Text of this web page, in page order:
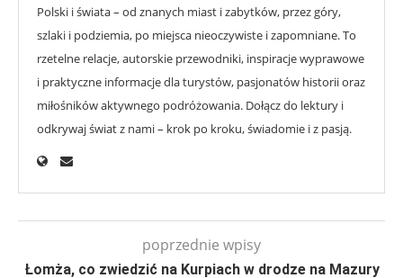
Polski i świata – od znanych miast i zabytków, przez góry,
szlaki i podziemia, po miejsca nieoczywiste i zapomniane. To
rzetelne relacje, autorskie przewodniki, inspiracje wyprawowe
i praktyczne informacje dla turystów, pasjonatów historii oraz
miłośników aktywnego podróżowania. Dołącz do lektury i
odkrywaj świat z nami – krok po kroku, świadomie i z pasją.
poprzednie wpisy
Łomża, co zwiedzić na Kurpiach w drodze na Mazury